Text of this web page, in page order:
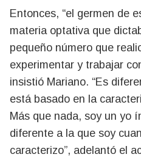
Entonces, “el germen de
materia optativa que
pequeño número que
experimentar y trabajar
insistió Mariano. “Es
está basado en la
Más que nada, soy un yo
diferente a la que soy
caracterizo”, adelantó el